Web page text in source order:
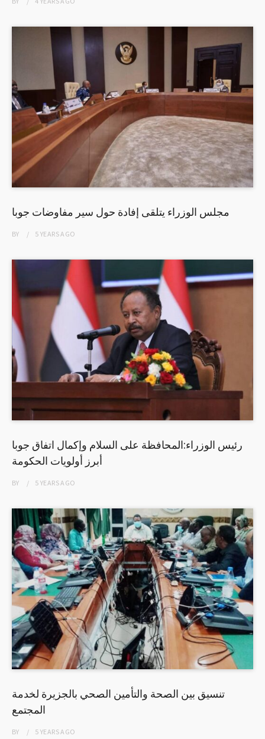
مجلس الوزراء يتلقى إفادة حول سير مفاوضات جوبا
BY 5 YEARSAGO
رئيس الوزراء:المحافظة على السلام وإكمال اتفاق جوبا
أبرز أولويات الحكومة
BY 5 YEARSAGO
تنسيق بين الصحة والتأمين الصحي بالجزيرة لخدمة
المجتمع
BY 5 YEARSAGO